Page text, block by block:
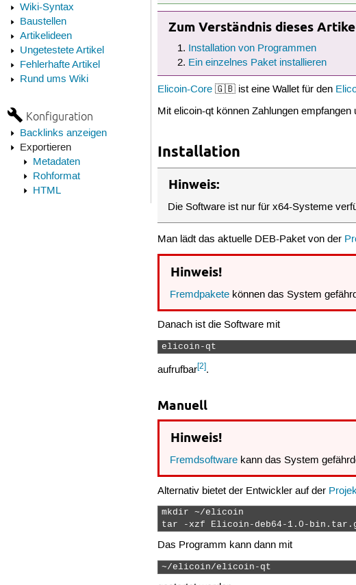
Wiki-Syntax
Baustellen
Artikelideen
Ungetestete Artikel
Fehlerhafte Artikel
Rund ums Wiki
Konfiguration
Backlinks anzeigen
Exportieren
Metadaten
Rohformat
HTML
Zum Verständnis dieses
Installation von Programmen
Ein einzelnes Paket installieren
Elicoin-Core 🇬🇧 ist eine Wallet für den
Mit elicoin-qt können Zahlungen
Installation
Hinweis:
Die Software ist nur für x64-Systeme
Man lädt das aktuelle DEB-Paket von der
Hinweis!
Fremdpakete können das System
Danach ist die Software mit
elicoin-qt
aufrufbar[2].
Manuell
Hinweis!
Fremdsoftware kann das System
Alternativ bietet der Entwickler auf der
mkdir ~/elicoin
tar -xzf Elicoin-deb64-1.0-
Das Programm kann dann mit
~/elicoin/elicoin-qt